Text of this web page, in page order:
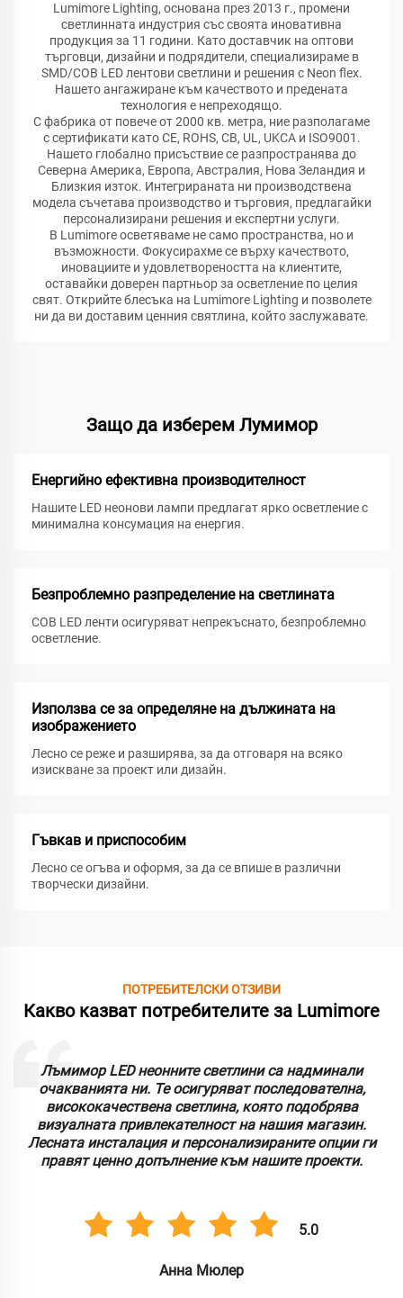
Lumimore Lighting, основана през 2013 г., промени
светлинната индустрия със своята иновативна
продукция за 11 години. Като доставчик на оптови
търговци, дизайни и подрядители, специализираме в
SMD/COB LED лентови светлини и решения с Neon flex.
Нашето ангажиране към качеството и предената
технология е непреходящо.
С фабрика от повече от 2000 кв. метра, ние разполагаме
с сертификати като CE, ROHS, CB, UL, UKCA и ISO9001.
Нашето глобално присъствие се разпространява до
Северна Америка, Европа, Австралия, Нова Зеландия и
Близкия изток. Интегрираната ни производствена
модела съчетава производство и търговия, предлагайки
персонализирани решения и експертни услуги.
В Lumimore осветяваме не само пространства, но и
възможности. Фокусирахме се върху качеството,
иновациите и удовлетвореността на клиентите,
оставайки доверен партньор за осветление по целия
свят. Открийте блесъка на Lumimore Lighting и позволете
ни да ви доставим ценния святлина, който заслужавате.
Защо да изберем Лумимор
Енергийно ефективна производителност
Нашите LED неонови лампи предлагат ярко осветление с
минимална консумация на енергия.
Безпроблемно разпределение на светлината
COB LED ленти осигуряват непрекъснато, безпроблемно
осветление.
Използва се за определяне на дължината на
изображението
Лесно се реже и разширява, за да отговаря на всяко
изискване за проект или дизайн.
Гъвкав и приспособим
Лесно се огъва и оформя, за да се впише в различни
творчески дизайни.
ПОТРЕБИТЕЛСКИ ОТЗИВИ
Какво казват потребителите за Lumimore
Лъмимор LED неонните светлини са надминали
очакванията ни. Те осигуряват последователна,
висококачествена светлина, която подобрява
визуалната привлекателност на нашия магазин.
Лесната инсталация и персонализираните опции ги
правят ценно допълнение към нашите проекти.
5.0
Анна Мюлер